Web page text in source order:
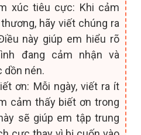
xúc tiêu cực: Khi cảm
hãy viết chúng ra
này giúp em hiểu rõ
đang cảm nhận và
dồn nén.
ơn: Mỗi ngày, viết ra ít
cảm thấy biết ơn trong
sẽ giúp em tập trung